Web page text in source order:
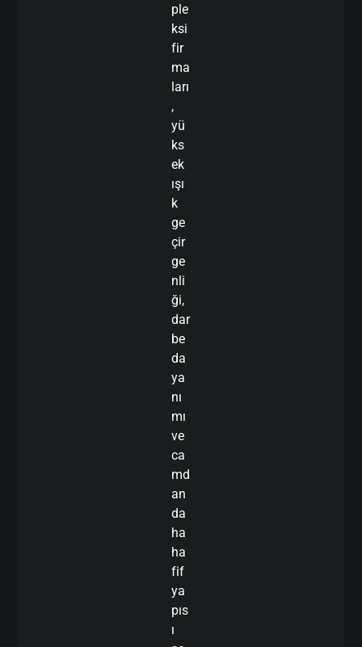
ple
ksi
fir
ma
ları
,
yü
ks
ek
ışı
k
ge
çir
ge
nli
ği,
dar
be
da
ya
nı
mı
ve
ca
md
an
da
ha
ha
fif
ya
pıs
ı